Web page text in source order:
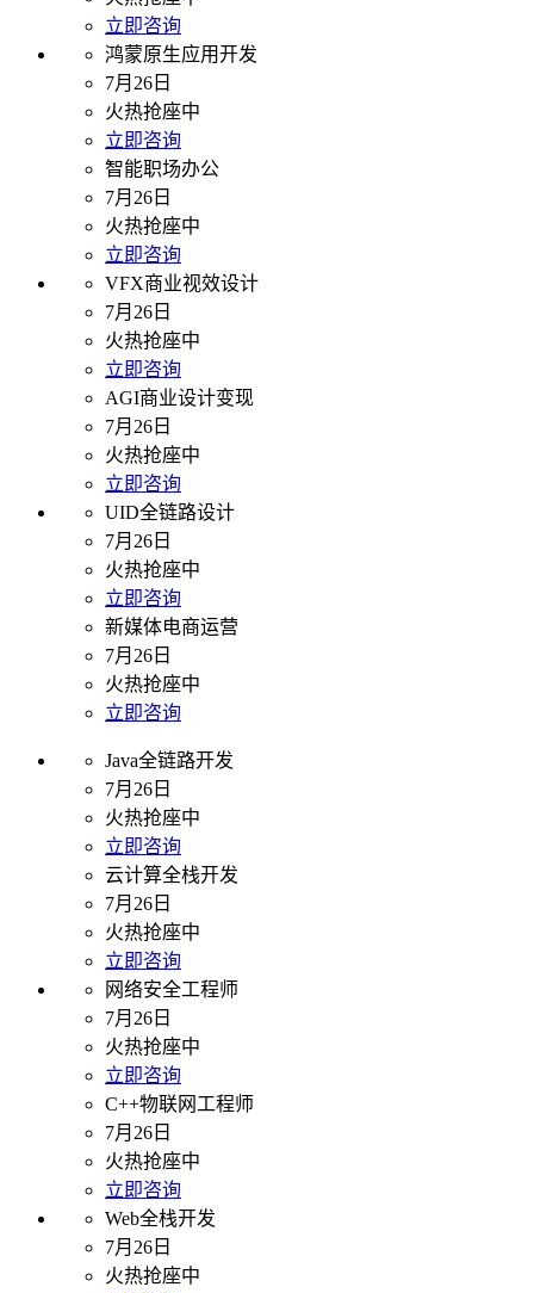
立即咨询
鸿蒙原生应用开发
7月26日
火热抢座中
立即咨询
智能职场办公
7月26日
火热抢座中
立即咨询
VFX商业视效设计
7月26日
火热抢座中
立即咨询
AGI商业设计变现
7月26日
火热抢座中
立即咨询
UID全链路设计
7月26日
火热抢座中
立即咨询
新媒体电商运营
7月26日
火热抢座中
立即咨询
Java全链路开发
7月26日
火热抢座中
立即咨询
云计算全栈开发
7月26日
火热抢座中
立即咨询
网络安全工程师
7月26日
火热抢座中
立即咨询
C++物联网工程师
7月26日
火热抢座中
立即咨询
Web全栈开发
7月26日
火热抢座中